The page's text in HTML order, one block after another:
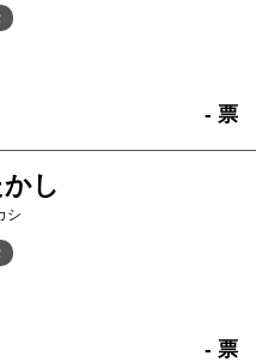
- 票
し
シ
- 票